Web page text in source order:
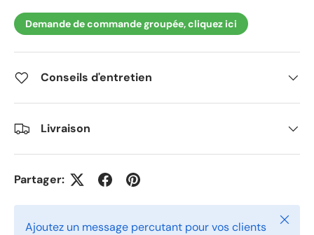
Demande de commande groupée, cliquez ici
Conseils d'entretien
Livraison
Partager:
Ajoutez un message percutant pour vos clients Fermer